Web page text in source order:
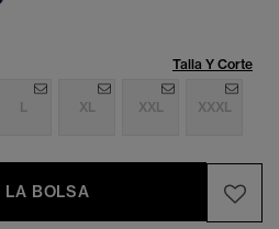
Talla Y Corte
L XL XXL XXXL
LA BOLSA